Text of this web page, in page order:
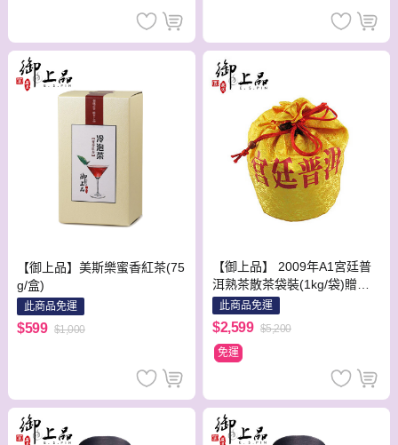
【御上品】美斯樂蜜香紅茶(75
g/盒)
此商品免運
$599 $1,000
【御上品】 2009年A1宮廷普
洱熟茶散茶袋裝(1kg/袋)贈山
水茶具組1組！
此商品免運
$2,599 $5,200
免運